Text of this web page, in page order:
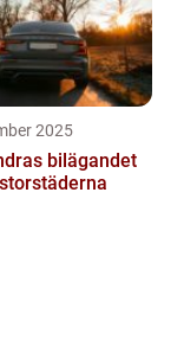
2025
bilägandet